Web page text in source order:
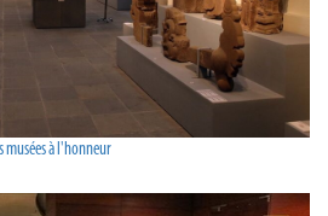
musées à l'honneur